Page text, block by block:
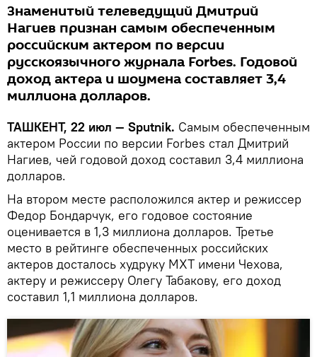
Знаменитый телеведущий Дмитрий
Нагиев признан самым обеспеченным
российским актером по версии
русскоязычного журнала Forbes. Годовой
доход актера и шоумена составляет 3,4
миллиона долларов.
ТАШКЕНТ, 22 июл — Sputnik. Самым обеспеченным
актером России по версии Forbes стал Дмитрий
Нагиев, чей годовой доход составил 3,4 миллиона
долларов.
На втором месте расположился актер и режиссер
Федор Бондарчук, его годовое состояние
оценивается в 1,3 миллиона долларов. Третье
место в рейтинге обеспеченных российских
актеров досталось худруку МХТ имени Чехова,
актеру и режиссеру Олегу Табакову, его доход
составил 1,1 миллиона долларов.